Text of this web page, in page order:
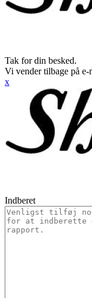
Tak for din besked.
Vi vender tilbage på e-
x
Indberet